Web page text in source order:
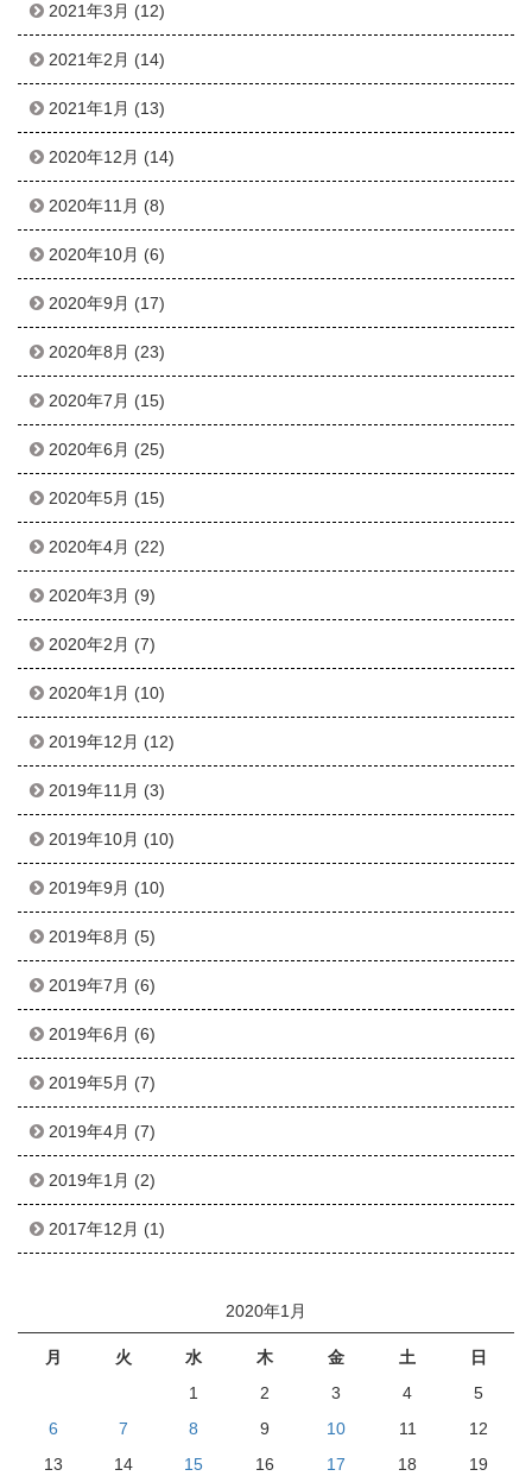
2021年3月 (12)
2021年2月 (14)
2021年1月 (13)
2020年12月 (14)
2020年11月 (8)
2020年10月 (6)
2020年9月 (17)
2020年8月 (23)
2020年7月 (15)
2020年6月 (25)
2020年5月 (15)
2020年4月 (22)
2020年3月 (9)
2020年2月 (7)
2020年1月 (10)
2019年12月 (12)
2019年11月 (3)
2019年10月 (10)
2019年9月 (10)
2019年8月 (5)
2019年7月 (6)
2019年6月 (6)
2019年5月 (7)
2019年4月 (7)
2019年1月 (2)
2017年12月 (1)
2020年1月
月 火 水 木 金 土
日
1
2 3 4
5
6
7 8 9 10 11
12
13
14 15 16 17 18
19